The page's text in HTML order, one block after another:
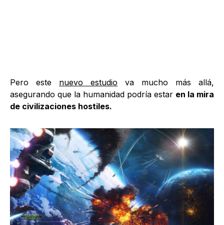
Pero este nuevo estudio va mucho más allá,
asegurando que la humanidad podría estar en la mira
de civilizaciones hostiles.